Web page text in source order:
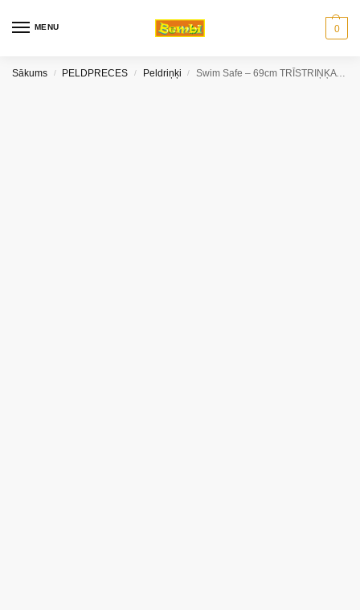
MENU 0
Sākums / PELDPRECES / Peldriņķi / Swim Safe – 69cm TRĪSTRIŅĶA BĒRNU SĒDEKLĪTIS – PAKĀPE A